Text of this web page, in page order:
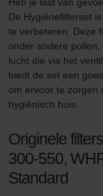
De Hygiënefilterset
te verbeteren. Deze
onder andere
lucht die via het
biedt de set een
om ervoor te zorgen
hygiënisch huis.
Originele
300-550,
Standard